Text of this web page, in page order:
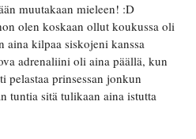
muutakaan mieleen! :D
olen koskaan ollut koukussa oli
aina kilpaa siskojeni kanssa
adrenaliini oli aina päällä, kun
pelastaa prinsessan jonkun
tuntia sitä tulikaan aina istutta